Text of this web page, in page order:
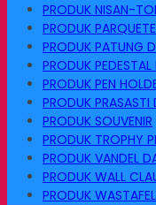
PRODUK NISAN-
PRODUK
PRODUK PATUNG
PRODUK
PRODUK PEN
PRODUK
PRODUK SOUVENIR
PRODUK TROPHY
PRODUK VANDEL
PRODUK WALL
PRODUK WASTAFEL